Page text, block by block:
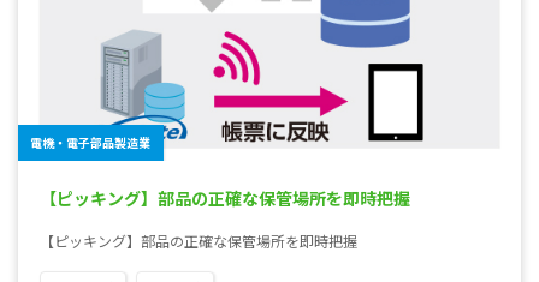
電機・電子部品製造業
【ピッキング】部品の正確な保管場所を即時把握
【ピッキング】部品の正確な保管場所を即時把握